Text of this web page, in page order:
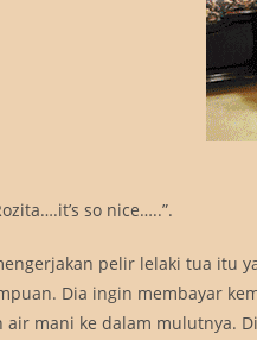
so nice…..”.
pelir lelaki tua itu
Dia ingin membayar
air mani ke dalam mulutnya.